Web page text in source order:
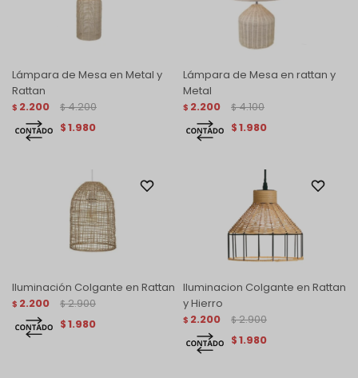
Lámpara de Mesa en Metal y
Rattan
$ 2.200 $ 4.200
$1.980
Lámpara de Mesa en rattan y
Metal
$ 2.200 $ 4.100
$1.980
Iluminación Colgante en Rattan
$ 2.200 $ 2.900
$1.980
Iluminacion Colgante en Rattan
y Hierro
$ 2.200 $ 2.900
$1.980